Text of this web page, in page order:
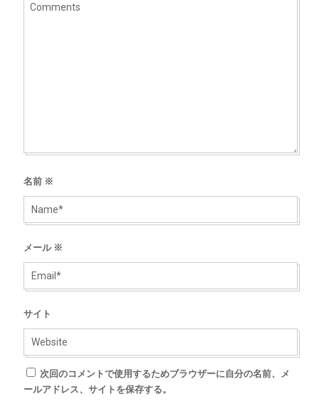
名前 ※
メール ※
サイト
次回のコメントで使用するためブラウザーに自分の名前、メ
ールアドレス、サイトを保存する。